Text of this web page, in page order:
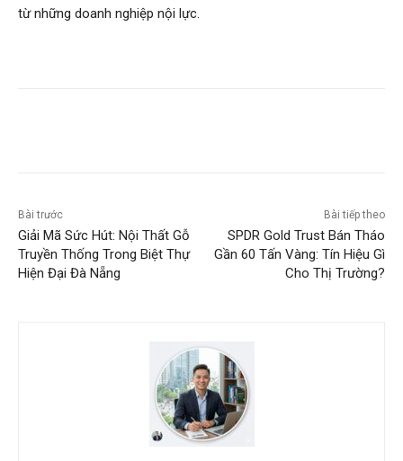
từ những doanh nghiệp nội lực.
Bài trước
Giải Mã Sức Hút: Nội Thất Gỗ
Truyền Thống Trong Biệt Thự
Hiện Đại Đà Nẵng
Bài tiếp theo
SPDR Gold Trust Bán Tháo
Gần 60 Tấn Vàng: Tín Hiệu Gì
Cho Thị Trường?